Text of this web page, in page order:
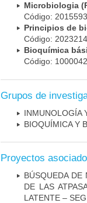
Microbiologia
Código:
Principios de
Código:
Bioquímica
Código:
Grupos de
INMUNOLOGÍA
BIOQUÍMICA Y
Proyectos
BÚSQUEDA DE
DE LAS
LATENTE –